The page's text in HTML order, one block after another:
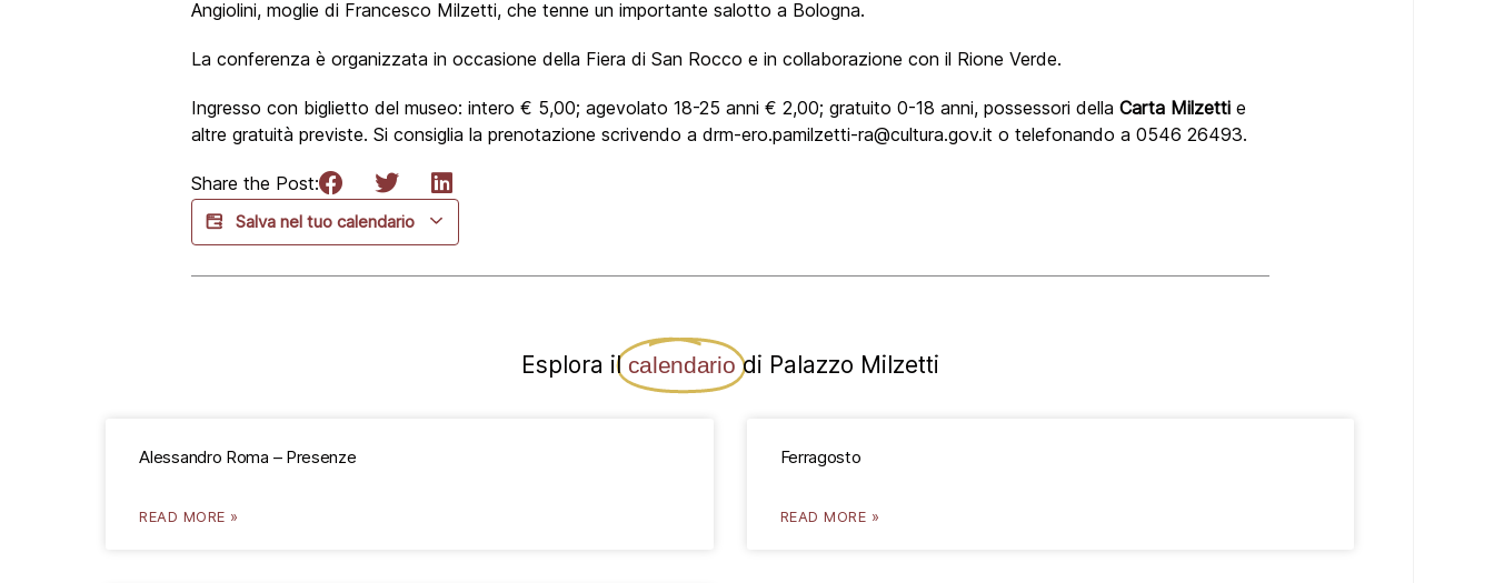
Angiolini, moglie di Francesco Milzetti, che tenne un importante salotto a Bologna.
La conferenza è organizzata in occasione della Fiera di San Rocco e in collaborazione con il Rione Verde.
Ingresso con biglietto del museo: intero € 5,00; agevolato 18-25 anni € 2,00; gratuito 0-18 anni, possessori della Carta Milzettie
altre gratuità previste. Si consiglia la prenotazione scrivendo a drm-ero.pamilzetti-ra@cultura.gov.it o telefonando a 0546 26493.
Share the Post:
Salva nel tuo calendario
Esplora ilcalendario di Palazzo Milzetti
Alessandro Roma – Presenze
READ MORE »
Ferragosto
READ MORE »